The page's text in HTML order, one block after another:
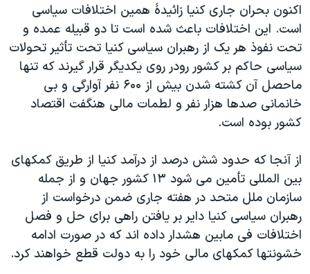
فرهنگ و زندگی
حقوق شهروندی
اقتصادی
علم و فناوری
اسرائیل در جنگ
آرشیو پخش زنده
مستندها
انتخابات ریاست جمهوری آمریکا ۲۰۲۴
حمله جمهوری اسلامی به اسرائیل
رمز مهسا
ورزش زنان در ایران
مجموعه مستندهای دادخواهی
تریبونال مردمی آبان ۹۸
دادگاه حمید نوری
چهل سال گروگان‌گیری
دنبال کنید
زبانهای مختلف
اکنون بحران جاری کنيا زائيدۀ همين اختلافات سياسی
است. اين اختلافات باعث شده است تا دو قبيله عمده و
تحت نفوذ هر يک از رهبران سياسی کنيا تحت تأثير تحولات
سياسی حاکم بر کشور رودر روی يکديگر قرار گيرند که تنها
ماحصل آن کشته شدن بيش از ۶۰۰ نفر آوارگی و بی
خانمانی صدها هزار نفر و لطمات مالی هنگفت اقتصاد
کشور بوده است.
از آنجا که حدود شش درصد از درآمد کنيا از طريق کمکهای
بين المللی تأمين می شود ۱۳ کشور جهان و از جمله
سازمان ملل متحد در هفته جاری ضمن درخواست از
رهبران سياسی کنيا داير بر يافتن راهی برای حل و فصل
اختلافات فی مابين هشدار داده اند که در صورت ادامه
خشونتها کمکهای مالی خود را به دولت قطع خواهند کرد.